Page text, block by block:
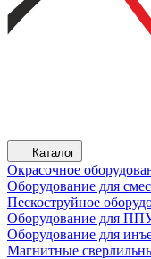
Каталог
Окрасочное
Оборудование для
Пескоструйное
Оборудование для
Оборудование для
Магнитные